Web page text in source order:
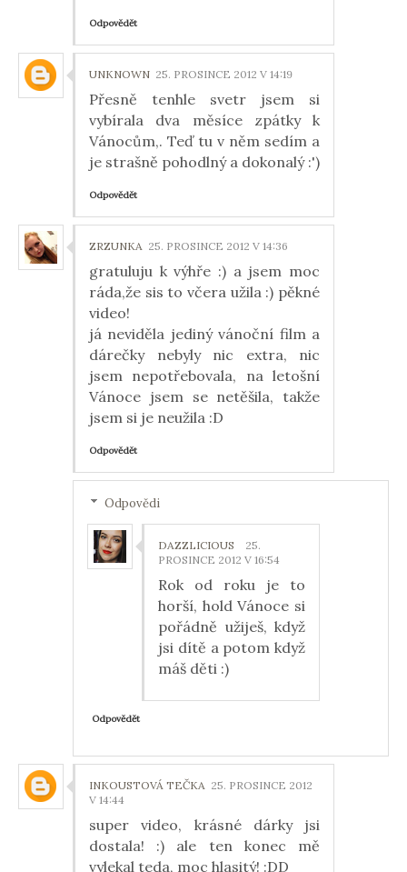
Odpovědět
UNKNOWN 25. PROSINCE 2012 V 14:19
Přesně tenhle svetr jsem si
vybírala dva měsíce zpátky k
Vánocům,. Teď tu v něm sedím a
je strašně pohodlný a dokonalý :')
Odpovědět
ZRZUNKA 25. PROSINCE 2012 V 14:36
gratuluju k výhře :) a jsem moc
ráda,že sis to včera užila :) pěkné
video!
já neviděla jediný vánoční film a
dárečky nebyly nic extra, nic
jsem nepotřebovala, na letošní
Vánoce jsem se netěšila, takže
jsem si je neužila :D
Odpovědět
Odpovědi
DAZZLICIOUS
25.
PROSINCE 2012 V 16:54
Rok od roku je to
horší, hold Vánoce si
pořádně užiješ, když
jsi dítě a potom když
máš děti :)
Odpovědět
INKOUSTOVÁ TEČKA 25. PROSINCE 2012
V 14:44
super video, krásné dárky jsi
dostala! :) ale ten konec mě
vylekal teda, moc hlasitý! :DD